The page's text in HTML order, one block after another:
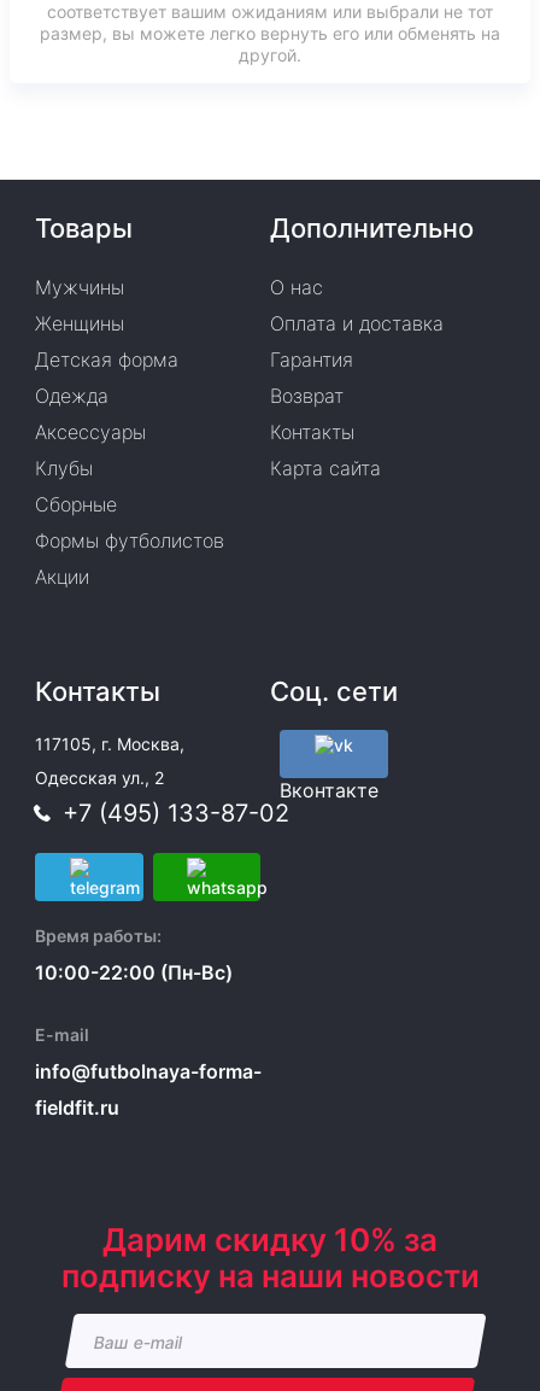
соответствует вашим ожиданиям или выбрали не тот
размер, вы можете легко вернуть его или обменять на
другой.
Товары
Мужчины
Женщины
Детская форма
Одежда
Аксессуары
Клубы
Сборные
Формы футболистов
Акции
Дополнительно
О нас
Оплата и доставка
Гарантия
Возврат
Контакты
Карта сайта
Контакты
117105, г. Москва,
Одесская ул., 2
+7 (495) 133-87-02
Время работы:
10:00-22:00 (Пн-Вс)
E-mail
info@futbolnaya-forma-
fieldfit.ru
Соц. сети
Вконтакте
Дарим скидку 10% за
подписку на наши новости